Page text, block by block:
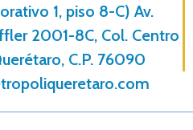
1, piso 8-C) Av.
2001-8C, Col. Centro
C.P. 76090